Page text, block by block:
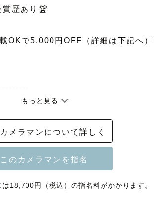
賞歴あり🏆
OKで5,000円OFF（詳細は下記へ
い。』と申します🕊🍀
本当にありがとうございます。
もっと見る
メラマンについて詳しく
18,700円（税込）の指名料がかかります。